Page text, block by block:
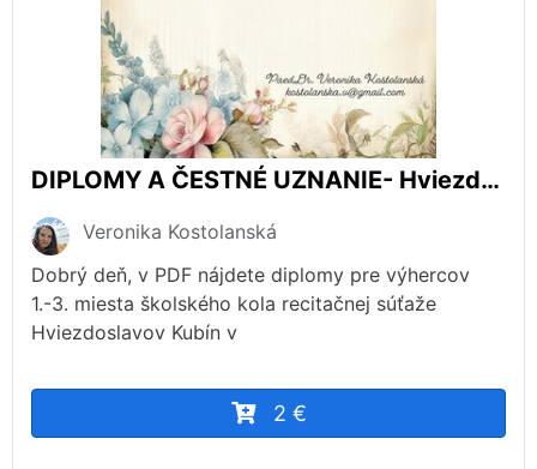
DIPLOMY A ČESTNÉ UZNANIE- Hviezdoslavov Kubín
Veronika Kostolanská
Dobrý deň, v PDF nájdete diplomy pre výhercov
1.-3. miesta školského kola recitačnej súťaže
Hviezdoslavov Kubín v
2 €